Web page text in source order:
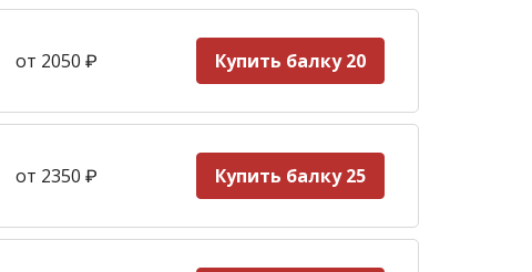
от 2050 ₽ Купить балку 20
от 2350 ₽ Купить балку 25